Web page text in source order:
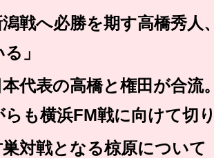
戦へ必勝を期す高橋秀人
」
代表の高橋と権田が合流
らも横浜FM戦に向けて切
対戦となる椋原につい